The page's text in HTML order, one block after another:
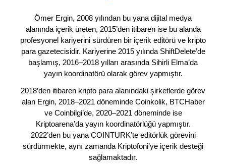
Ömer Ergin, 2008 yılından bu yana dijital medya
alanında içerik üreten, 2015’den itibaren ise bu alanda
profesyonel kariyerini sürdüren bir içerik editörü ve kripto
para gazetecisidir. Kariyerine 2015 yılında ShiftDelete’de
başlamış, 2016–2018 yılları arasında Sihirli Elma’da
yayın koordinatörü olarak görev yapmıştır.
2018’den itibaren kripto para alanındaki şirketlerde görev
alan Ergin, 2018–2021 döneminde Coinkolik, BTCHaber
ve Coinbilgi’de, 2020–2021 döneminde ise
Kriptoarena’da yayın koordinatörlüğü yapmıştır.
2022’den bu yana COINTURK’te editörlük görevini
sürdürmekte, aynı zamanda Kriptofoni’ye içerik desteği
sağlamaktadır.